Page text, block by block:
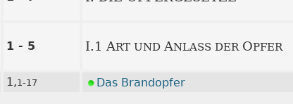
1 - 5 I.1 ART UND ANLASS DER OPFER
1,1-17 Das Brandopfer